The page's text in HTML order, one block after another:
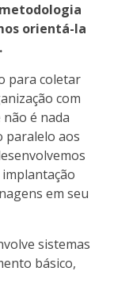
orientá-la
para coletar
com
é nada
paralelo aos
em seu
sistemas
básico,